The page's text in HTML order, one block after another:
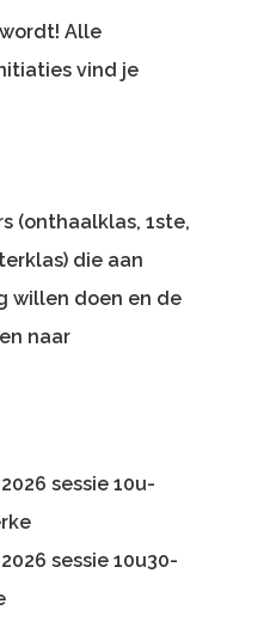
Alle
vind je
(onthaalklas, 1ste,
die aan
willen doen en de
naar
sessie 10u-
sessie 10u30-